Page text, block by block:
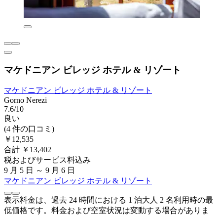
マケドニアン ビレッジ ホテル & リゾート
マケドニアン ビレッジ ホテル & リゾート
Gorno Nerezi
7.6/10
良い
(4 件の口コミ)
￥12,535
合計 ￥13,402
税およびサービス料込み
9 月 5 日 ～ 9 月 6 日
マケドニアン ビレッジ ホテル & リゾート
表示料金は、過去 24 時間における 1 泊大人 2 名利用時の最
低価格です。料金および空室状況は変動する場合がありま